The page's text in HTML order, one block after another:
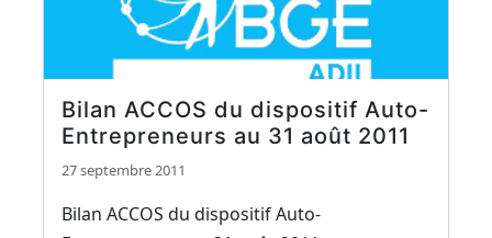
Bilan ACCOS du dispositif Auto-
Entrepreneurs au 31 août 2011
27 septembre 2011
Bilan ACCOS du dispositif Auto-